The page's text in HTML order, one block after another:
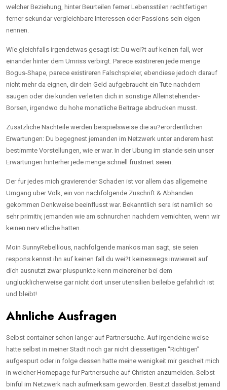
welcher Beziehung, hinter Beurteilen ferner Lebensstilen rechtfertigen
ferner sekundar vergleichbare Interessen oder Passions sein eigen
nennen.
Wie gleichfalls irgendetwas gesagt ist: Du wei?t auf keinen fall, wer
einander hinter dem Umriss verbirgt. Parece existireren jede menge
Bogus-Shape, parece existireren Falschspieler, ebendiese jedoch darauf
nicht mehr da eignen, dir dein Geld aufgebraucht ein Tute nachdem
saugen oder die kunden verleiten dich in sonstige Alleinstehender-
Borsen, irgendwo du hohe monatliche Beitrage abdrucken musst.
Zusatzliche Nachteile werden beispielsweise die au?erordentlichen
Erwartungen: Du begegnest jemanden im Netzwerk unter anderem hast
bestimmte Vorstellungen, wie er war. In der Ubung im stande sein unser
Erwartungen hinterher jede menge schnell frustriert seien.
Der fur jedes mich gravierender Schaden ist vor allem das allgemeine
Umgang uber Volk, ein von nachfolgende Zuschrift & Abhanden
gekommen Denkweise beeinflusst war. Bekanntlich sera ist namlich so
sehr primitiv, jemanden wie am schnurchen nachdem vernichten, wenn wir
keinen nerv etliche hatten.
Moin SunnyRebellious, nachfolgende mankos man sagt, sie seien
respons kennst ihn auf keinen fall du wei?t keineswegs inwieweit auf
dich ausnutzt zwar pluspunkte kenn meinereiner bei dem
unglucklicherweise gar nicht dort unser utensilien beileibe gefahrlich ist
und bleibt!
Ahnliche Ausfragen
Selbst container schon langer auf Partnersuche. Auf irgendeine weise
hatte selbst in meiner Stadt noch gar nicht diesseitigen “Richtigen”
aufgespurt oder in folge dessen hatte meine wenigkeit mir gescheit mich
in welcher Homepage fur Partnersuche auf Christen anzumelden. Selbst
binful im Netzwerk nach aufmerksam geworden. Besitzt daselbst jemand